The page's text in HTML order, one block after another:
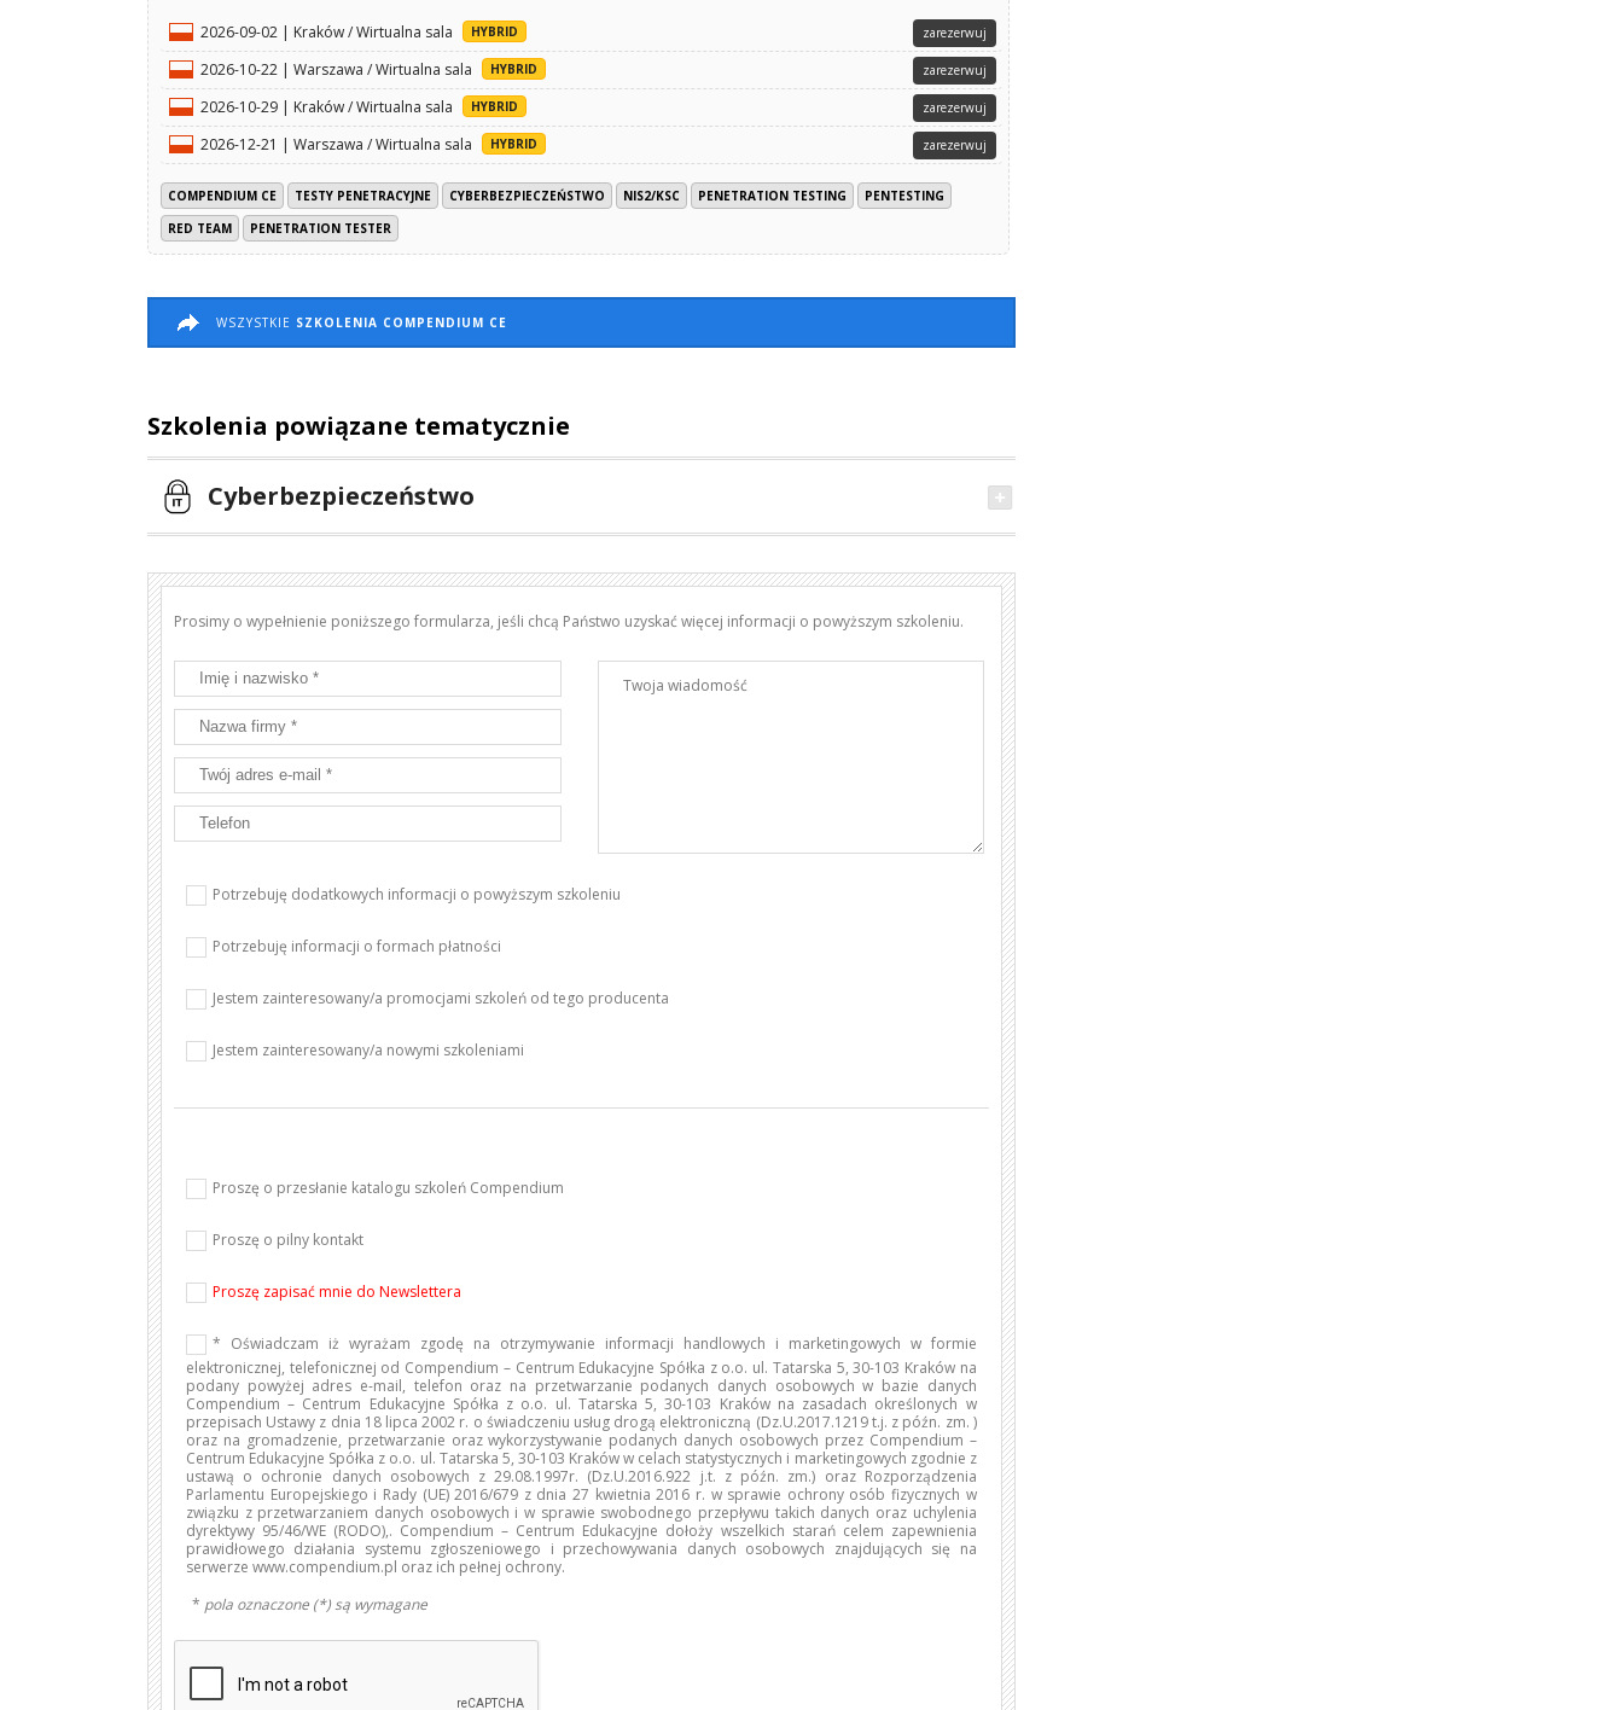
2026-09-02 | Kraków / Wirtualna sala HYBRID zarezerwuj
2026-10-22 | Warszawa / Wirtualna sala HYBRID zarezerwuj
2026-10-29 | Kraków / Wirtualna sala HYBRID zarezerwuj
2026-12-21 | Warszawa / Wirtualna sala HYBRID zarezerwuj
COMPENDIUM CE TESTY PENETRACYJNE CYBERBEZPIECZEŃSTWO NIS2/KSC PENETRATION TESTING
PENTESTING
RED TEAM
PENETRATION TESTER
WSZYSTKIE SZKOLENIA COMPENDIUM CE
Szkolenia powiązane tematycznie
Cyberbezpieczeństwo
Prosimy o wypełnienie poniższego formularza, jeśli chcą Państwo uzyskać więcej informacji o powyższym szkoleniu.
Potrzebuję dodatkowych informacji o powyższym szkoleniu
Potrzebuję informacji o formach płatności
Jestem zainteresowany/a promocjami szkoleń od tego producenta
Jestem zainteresowany/a nowymi szkoleniami
Proszę o przesłanie katalogu szkoleń Compendium
Proszę o pilny kontakt
Proszę zapisać mnie do Newslettera
* Oświadczam iż wyrażam zgodę na otrzymywanie informacji handlowych i marketingowych w formie
elektronicznej, telefonicznej od Compendium – Centrum Edukacyjne Spółka z o.o. ul. Tatarska 5, 30-103 Kraków na
podany powyżej adres e-mail, telefon oraz na przetwarzanie podanych danych osobowych w bazie danych
Compendium – Centrum Edukacyjne Spółka z o.o. ul. Tatarska 5, 30-103 Kraków na zasadach określonych w
przepisach Ustawy z dnia 18 lipca 2002 r. o świadczeniu usług drogą elektroniczną (Dz.U.2017.1219 t.j. z późn. zm. )
oraz na gromadzenie, przetwarzanie oraz wykorzystywanie podanych danych osobowych przez Compendium –
Centrum Edukacyjne Spółka z o.o. ul. Tatarska 5, 30-103 Kraków w celach statystycznych i marketingowych zgodnie z
ustawą o ochronie danych osobowych z 29.08.1997r. (Dz.U.2016.922 j.t. z późn. zm.) oraz Rozporządzenia
Parlamentu Europejskiego i Rady (UE) 2016/679 z dnia 27 kwietnia 2016 r. w sprawie ochrony osób fizycznych w
związku z przetwarzaniem danych osobowych i w sprawie swobodnego przepływu takich danych oraz uchylenia
dyrektywy 95/46/WE (RODO),. Compendium – Centrum Edukacyjne dołoży wszelkich starań celem zapewnienia
prawidłowego działania systemu zgłoszeniowego i przechowywania danych osobowych znajdujących się na
serwerze www.compendium.pl oraz ich pełnej ochrony.
* pola oznaczone (*) są wymagane